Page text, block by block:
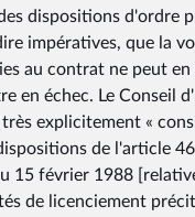
dispositions d'ordre
impératives, que la
au contrat ne peut en
en échec. Le Conseil
explicitement «
de l'article
15 février 1988
de licenciement